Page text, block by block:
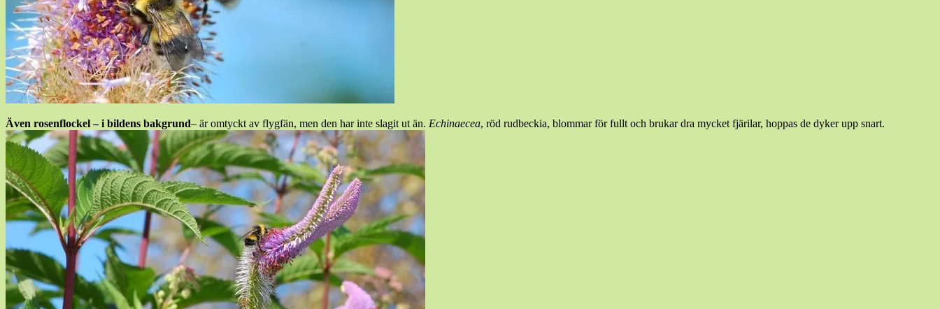
Även rosenflockel – i bildens bakgrund– är omtyckt av flygfän, men den har inte slagit ut än. Echinaecea, röd rudbeckia, blommar för fullt och brukar dra mycket fjärilar, hoppas de dyker upp snart.